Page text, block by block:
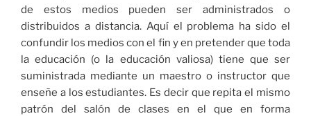
de estos medios pueden ser administrados o
distribuidos a distancia. Aquí el problema ha sido el
confundir los medios con el fin y en pretender que toda
la educación (o la educación valiosa) tiene que ser
suministrada mediante un maestro o instructor que
enseñe a los estudiantes. Es decir que repita el mismo
patrón del salón de clases en el que en forma